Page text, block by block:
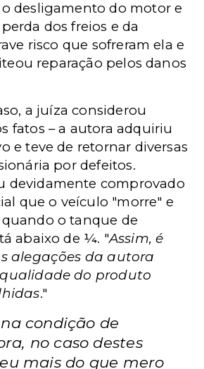
desligamento do motor e
dos freios e da
risco que sofreram ela e
reparação pelos danos
a juíza considerou
fatos – a autora adquiriu
e teve de retornar diversas
por defeitos.
devidamente comprovado
que o veículo "morre" e
o tanque de
abaixo de ¼. "Assim, é
alegações da autora
do produto
."
condição de
no caso destes
mais do que mero